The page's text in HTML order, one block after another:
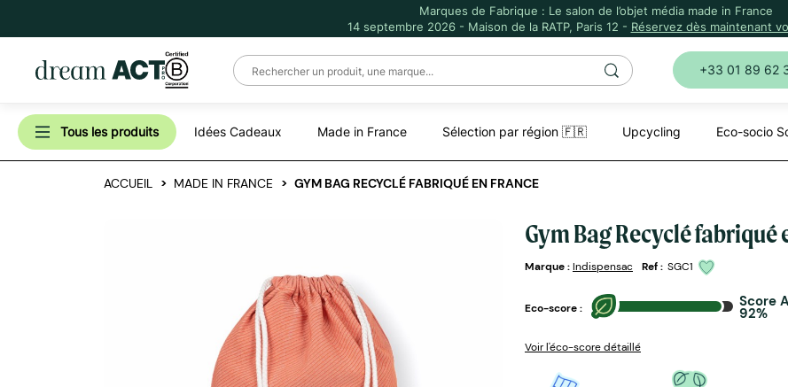
Marques de Fabrique : Le salon de l’objet média made in France
14 septembre 2026 - Maison de la RATP, Paris 12 - Réservez dès maintenant
+33 01 89 62
Tous les produits Idées Cadeaux Made in France Sélection par région 🇫🇷 Upcycling Eco-socio
ACCUEIL MADE IN FRANCE GYM BAG RECYCLÉ FABRIQUÉ EN FRANCE
Gym Bag Recyclé fabriqué
Marque :Indispensac Ref : SGC1
Eco-score : Score A
92%
Voir l'éco-score détaillé